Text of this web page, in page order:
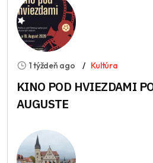
1 týždeň ago Kultúra
KINO POD HVIEZDAMI
AUGUSTE